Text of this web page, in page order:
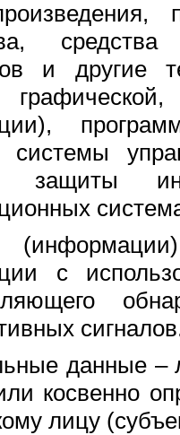
средства
и другие
системы
защиты
с
данные –
косвенно
лицу